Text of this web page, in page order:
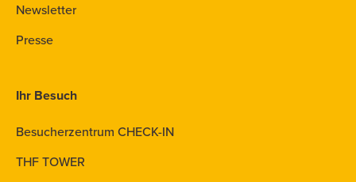
Newsletter
Presse
Ihr Besuch
Besucherzentrum CHECK-IN
THF TOWER